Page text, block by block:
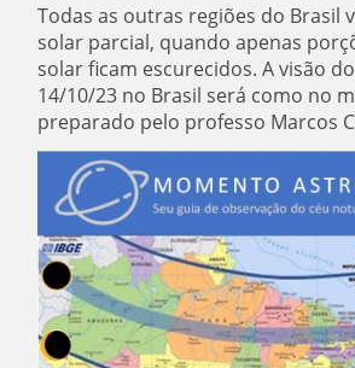
Todas as outras regiões do Brasil
solar parcial, quando apenas
solar ficam escurecidos. A visão
14/10/23 no Brasil será como no
preparado pelo professo Marcos